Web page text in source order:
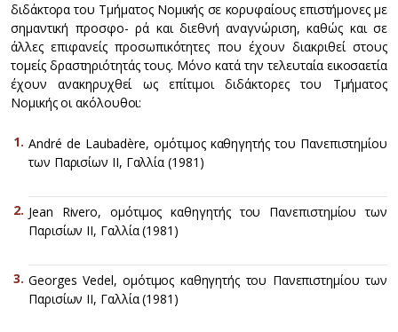
διδάκτορα του Τμήματος Νομικής σε κορυφαίους επιστήμονες με
σημαντική προσφο- ρά και διεθνή αναγνώριση, καθώς και σε
άλλες επιφανείς προσωπικότητες που έχουν διακριθεί στους
τομείς δραστηριότητάς τους. Μόνο κατά την τελευταία εικοσαετία
έχουν ανακηρυχθεί ως επίτιμοι διδάκτορες του Τμήματος
Νομικής οι ακόλουθοι:
André de Laubadère, ομότιμος καθηγητής του Πανεπιστημίου
των Παρισίων ΙΙ, Γαλλία (1981)
Jean Rivero, ομότιμος καθηγητής του Πανεπιστημίου των
Παρισίων ΙΙ, Γαλλία (1981)
Georges Vedel, ομότιμος καθηγητής του Πανεπιστημίου των
Παρισίων ΙΙ, Γαλλία (1981)